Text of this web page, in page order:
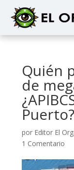
Quién
de
Puerto?
por Editor El
1 Comentario